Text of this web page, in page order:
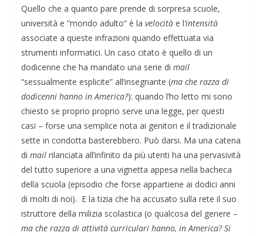
Quello che a quanto pare prende di sorpresa scuole,
università e “mondo adulto” è la velocità e l‘intensità
associate a queste infrazioni quando effettuata via
strumenti informatici. Un caso citato è quello di un
dodicenne che ha mandato una serie di mail
“sessualmente esplicite” all’insegnante (ma che razza di
dodicenni hanno in America?): quando l’ho letto mi sono
chiesto se proprio proprio serve una legge, per questi
casi – forse una semplice nota ai genitori e il tradizionale
sette in condotta basterebbero. Può darsi. Ma una catena
di mail rilanciata all’infinito da più utenti ha una pervasività
del tutto superiore a una vignetta appesa nella bacheca
della scuola (episodio che forse appartiene ai dodici anni
di molti di noi). E la tizia che ha accusato sulla rete il suo
istruttore della milizia scolastica (o qualcosa del genere –
ma che razza di attività curriculari hanno, in America? Si